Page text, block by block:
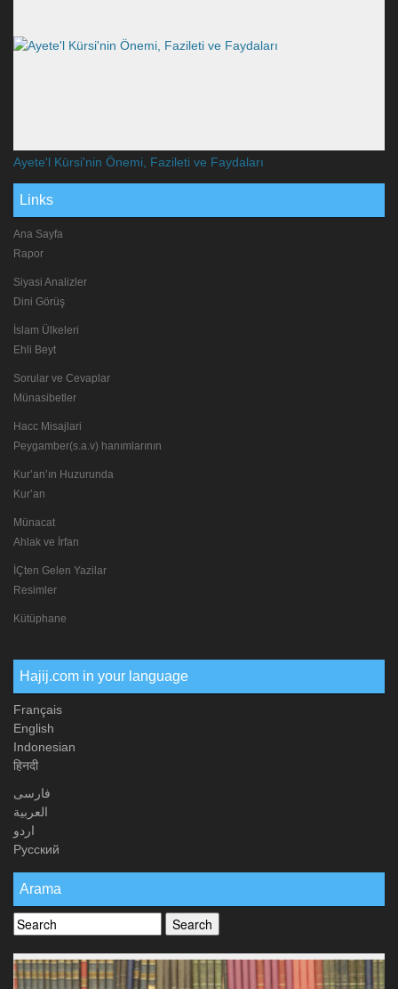
Ayete'l Kürsi'nin Önemi, Fazileti ve Faydaları
Links
Ana Sayfa
Rapor
Siyasi Analizler
Dini Görüş
İslam Ülkeleri
Ehli Beyt
Sorular ve Cevaplar
Münasibetler
Hacc Misajlari
Peygamber(s.a.v) hanımlarının
Kur’an’ın Huzurunda
Kur’an
Münacat
Ahlak ve İrfan
İÇten Gelen Yazilar
Resimler
Kütüphane
Hajij.com in your language
Français
English
Indonesian
हिनदी
فارسی
العربیة
اردو
Русский
Arama